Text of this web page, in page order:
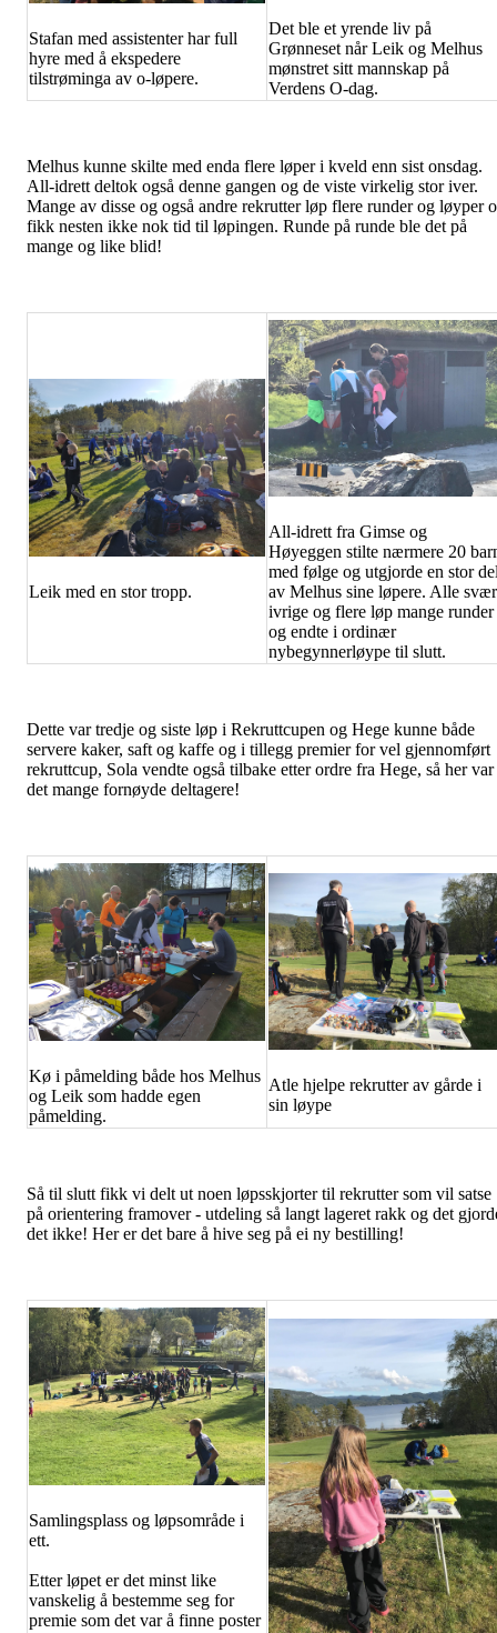
Stafan med assistenter har full
hyre med å ekspedere
tilstrøminga av o-løpere.
Det ble et yrende liv på
Grønneset når Leik og Melhus
mønstret sitt mannskap på
Verdens O-dag.
Melhus kunne skilte med enda flere løper i kveld enn sist onsdag.
All-idrett deltok også denne gangen og de viste virkelig stor iver.
Mange av disse og også andre rekrutter løp flere runder og løyper
fikk nesten ikke nok tid til løpingen. Runde på runde ble det på
mange og like blid!
Leik med en stor tropp.
All-idrett fra Gimse og
Høyeggen stilte nærmere 20
med følge og utgjorde en stor
av Melhus sine løpere. Alle
ivrige og flere løp mange runder
og endte i ordinær
nybegynnerløype til slutt.
Dette var tredje og siste løp i Rekruttcupen og Hege kunne både
servere kaker, saft og kaffe og i tillegg premier for vel gjennomført
rekruttcup, Sola vendte også tilbake etter ordre fra Hege, så her var
det mange fornøyde deltagere!
Kø i påmelding både hos Melhus
og Leik som hadde egen
påmelding.
Atle hjelpe rekrutter av gårde i
sin løype
Så til slutt fikk vi delt ut noen løpsskjorter til rekrutter som vil satse
på orientering framover - utdeling så langt lageret rakk og det
det ikke! Her er det bare å hive seg på ei ny bestilling!
Samlingsplass og løpsområde i
ett.
Etter løpet er det minst like
vanskelig å bestemme seg for
premie som det var å finne poster